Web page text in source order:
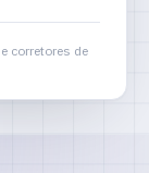
corretores de